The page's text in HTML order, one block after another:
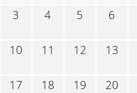
3 4 5 6
10 11 12 13
17 18 19 20